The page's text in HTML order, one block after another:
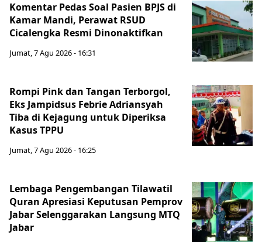
Komentar Pedas Soal Pasien BPJS di
Kamar Mandi, Perawat RSUD
Cicalengka Resmi Dinonaktifkan
Jumat, 7 Agu 2026 - 16:31
Rompi Pink dan Tangan Terborgol,
Eks Jampidsus Febrie Adriansyah
Tiba di Kejagung untuk Diperiksa
Kasus TPPU
Jumat, 7 Agu 2026 - 16:25
Lembaga Pengembangan Tilawatil
Quran Apresiasi Keputusan Pemprov
Jabar Selenggarakan Langsung MTQ
Jabar